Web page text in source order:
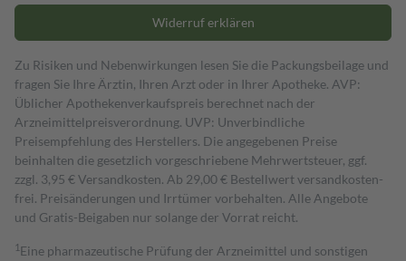
Widerruf erklären
Zu Risiken und Nebenwirkungen lesen Sie die Packungsbeilage und
fragen Sie Ihre Ärztin, Ihren Arzt oder in Ihrer Apotheke. AVP:
Üblicher Apothekenverkaufspreis berechnet nach der
Arzneimittelpreisverordnung. UVP: Unverbindliche
Preisempfehlung des Herstellers. Die angegebenen Preise
beinhalten die gesetzlich vorgeschriebene Mehrwertsteuer, ggf.
zzgl. 3,95 € Versandkosten. Ab 29,00 € Bestell­wert versand­kosten­
frei. Preisänderungen und Irrtümer vorbehalten. Alle Angebote
und Gratis-Beigaben nur solange der Vorrat reicht.
1 Eine pharmazeutische Prüfung der Arzneimittel und sonstigen